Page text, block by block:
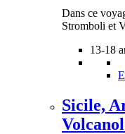
Dans ce
Stromboli et
13-18
Sicile,